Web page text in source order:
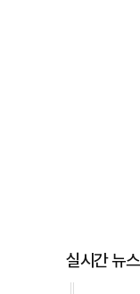
실시간 뉴스